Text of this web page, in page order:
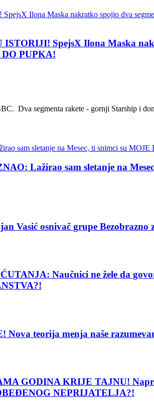
SpejsX Ilona Maska
DO PUPKA!
Dva segmenta rakete - gornji Starship i
Lažirao sam sletanje na
Vasić osnivač grupe Bezobrazno
Naučnici ne žele da
teorija menja naše
GODINA KRIJE TAJNU!
NEPRIJATELJA?!